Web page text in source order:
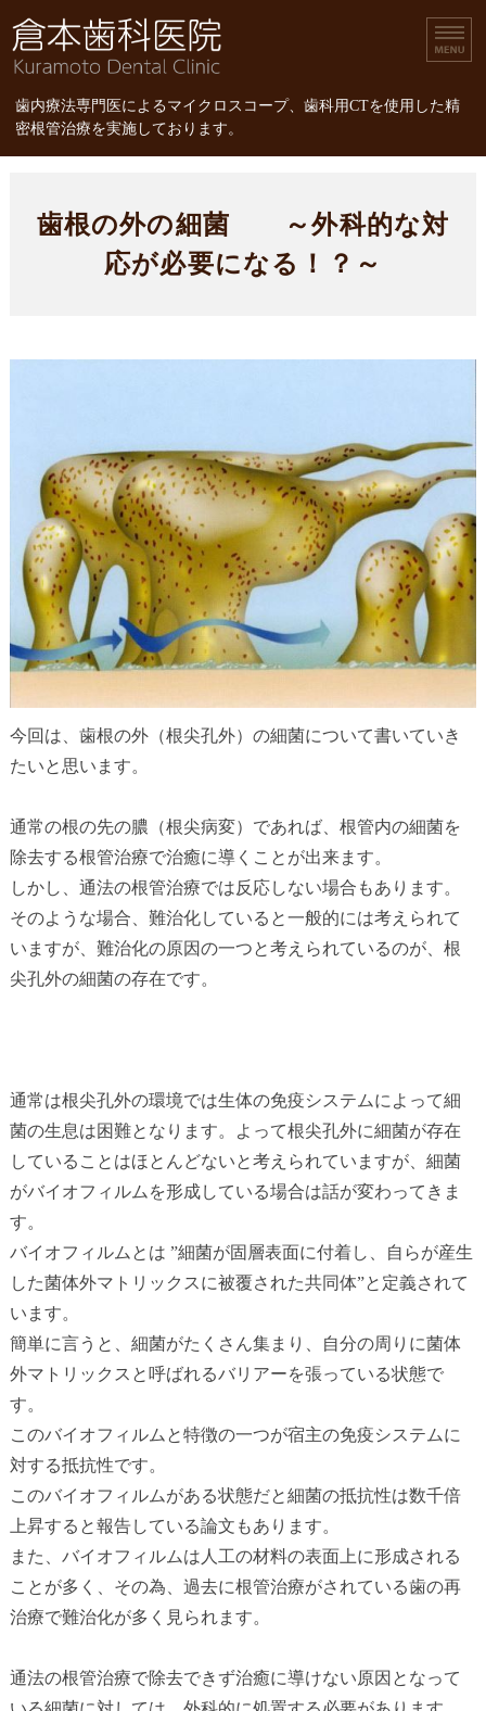
倉本歯科医院｜歯内療
歯内療法専門医によるマイクロスコープ、歯科用CTを使用した精
密根管治療を実施しております。
診療内容
歯根の外の細菌 ～外科的な対
応が必要になる！？～
今回は、歯根の外（根尖孔外）の細菌について書いていき
たいと思います。
通常の根の先の膿（根尖病変）であれば、根管内の細菌を
除去する根管治療で治癒に導くことが出来ます。
しかし、通法の根管治療では反応しない場合もあります。
そのような場合、難治化していると一般的には考えられて
いますが、難治化の原因の一つと考えられているのが、根
尖孔外の細菌の存在です。
通常は根尖孔外の環境では生体の免疫システムによって細
菌の生息は困難となります。よって根尖孔外に細菌が存在
していることはほとんどないと考えられていますが、細菌
がバイオフィルムを形成している場合は話が変わってきま
す。
バイオフィルムとは ”細菌が固層表面に付着し、自らが産生
した菌体外マトリックスに被覆された共同体”と定義されて
います。
簡単に言うと、細菌がたくさん集まり、自分の周りに菌体
外マトリックスと呼ばれるバリアーを張っている状態で
す。
このバイオフィルムと特徴の一つが宿主の免疫システムに
対する抵抗性です。
このバイオフィルムがある状態だと細菌の抵抗性は数千倍
上昇すると報告している論文もあります。
また、バイオフィルムは人工の材料の表面上に形成される
ことが多く、その為、過去に根管治療がされている歯の再
治療で難治化が多く見られます。
通法の根管治療で除去できず治癒に導けない原因となって